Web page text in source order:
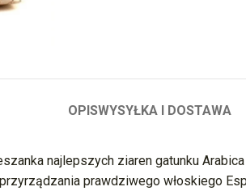
OPISWYSYŁKA I DOSTAWA
najlepszych ziaren gatunku
prawdziwego włoskiego